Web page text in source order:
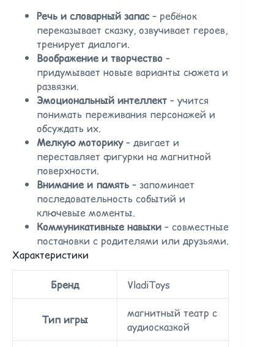
Речь и словарный запас – ребёнок
переказывает сказку, озвучивает героев,
тренирует диалоги.
Воображение и творчество –
придумывает новые варианты сюжета и
развязки.
Эмоциональный интеллект – учится
понимать переживания персонажей и
обсуждать их.
Мелкую моторику– двигает и
переставляет фигурки на магнитной
поверхности.
Внимание и память – запоминает
последовательность событий и
ключевые моменты.
Коммуникативные навыки – совместные
постановки с родителями или друзьями.
Характеристики
Бренд VladiToys
Тип игры
магнитный театр с
аудиосказкой